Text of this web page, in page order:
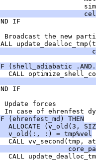
IF
Broadcast the new
(shell_adiabatic
CALL
IF
Update forces
In case of ehrenfest
(ehrenfest_md) THEN
ALLOCATE (v_old(3,
v_old(:, :) = tmp%vel
CALL vv_second(tmp,
CALL